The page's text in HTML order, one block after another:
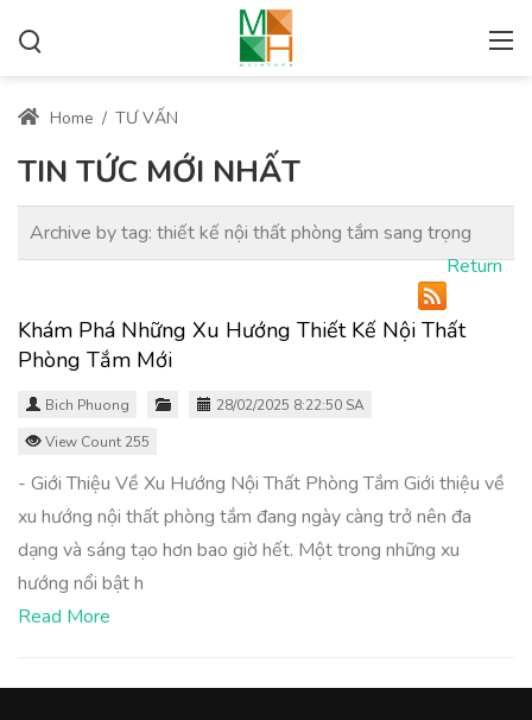
Home / TƯ VẤN
TIN TỨC MỚI NHẤT
Archive by tag: thiết kế nội thất phòng tắm sang trọng
Return
Khám Phá Những Xu Hướng Thiết Kế Nội Thất
Phòng Tắm Mới
Bich Phuong
28/02/2025 8:22:50 SA
View Count 255
- Giới Thiệu Về Xu Hướng Nội Thất Phòng Tắm Giới thiệu về
xu hướng nội thất phòng tắm đang ngày càng trở nên đa
dạng và sáng tạo hơn bao giờ hết. Một trong những xu
hướng nổi bật h
Read More